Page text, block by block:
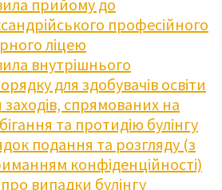
прийому до
професійного
ліцею
внутрішнього
для здобувачів освіти
заходів, спрямованих на
та протидію булінгу
подання та розгляду (з
конфіденційності)
випадки булінгу